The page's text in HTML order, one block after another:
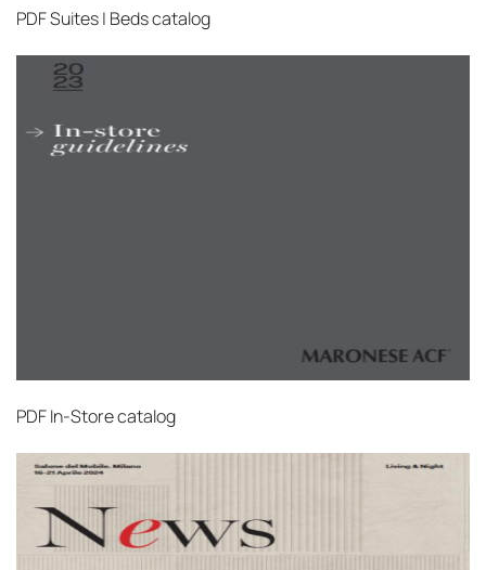
PDFSuites | Beds catalog
PDFIn-Store catalog